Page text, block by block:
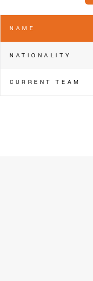
NAME
NATIONALITY
CURRENT TEAM